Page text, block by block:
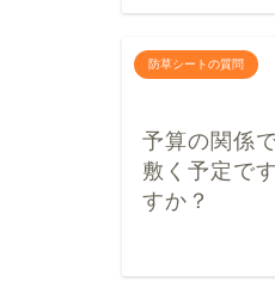
防草シートの質問
予算の関係
敷く予定で
すか？